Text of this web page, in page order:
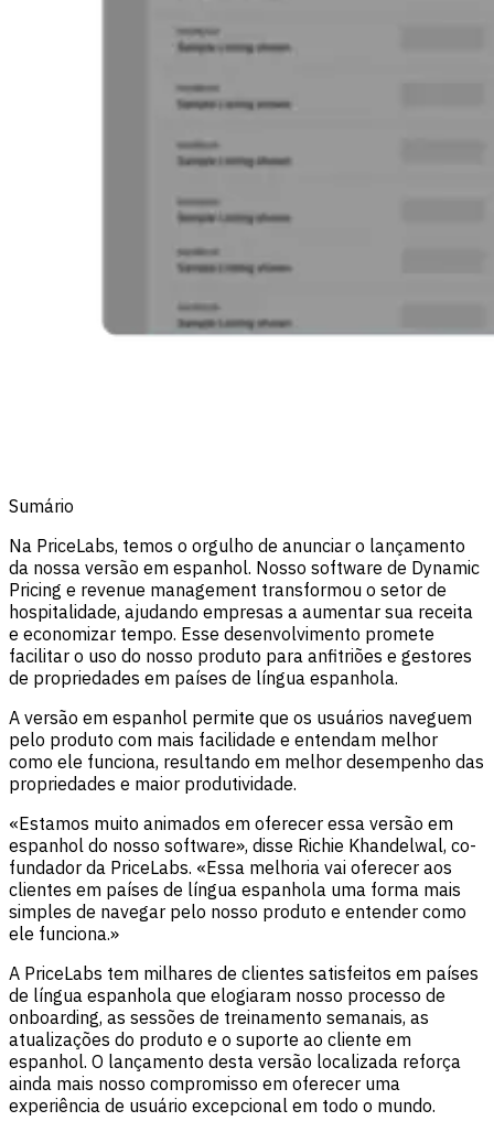
Sumário
Na PriceLabs, temos o orgulho de anunciar o lançamento
da nossa versão em espanhol. Nosso software de Dynamic
Pricing e revenue management transformou o setor de
hospitalidade, ajudando empresas a aumentar sua receita
e economizar tempo. Esse desenvolvimento promete
facilitar o uso do nosso produto para anfitriões e gestores
de propriedades em países de língua espanhola.
A versão em espanhol permite que os usuários naveguem
pelo produto com mais facilidade e entendam melhor
como ele funciona, resultando em melhor desempenho das
propriedades e maior produtividade.
«Estamos muito animados em oferecer essa versão em
espanhol do nosso software», disse Richie Khandelwal, co-
fundador da PriceLabs. «Essa melhoria vai oferecer aos
clientes em países de língua espanhola uma forma mais
simples de navegar pelo nosso produto e entender como
ele funciona.»
A PriceLabs tem milhares de clientes satisfeitos em países
de língua espanhola que elogiaram nosso processo de
onboarding, as sessões de treinamento semanais, as
atualizações do produto e o suporte ao cliente em
espanhol. O lançamento desta versão localizada reforça
ainda mais nosso compromisso em oferecer uma
experiência de usuário excepcional em todo o mundo.